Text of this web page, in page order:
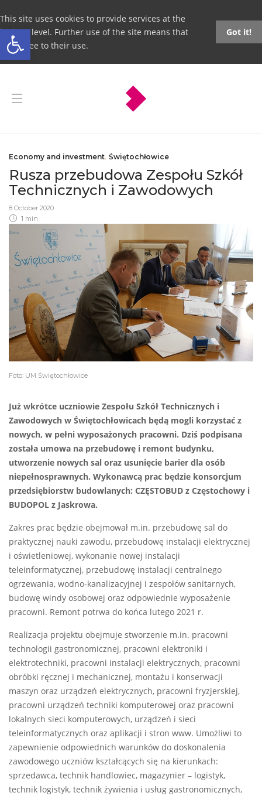
Open toolbar
This site uses cookies to provide services at the
highest level. Further use of the site means that
you agree to their use.
Got it!
Economy and investment, Świętochłowice
Rusza przebudowa Zespołu Szkół
Technicznych i Zawodowych
8 October 2020
1 min
Foto: UM Świętochłowice
Już wkrótce uczniowie Zespołu Szkół Technicznych i
Zawodowych w Świętochłowicach będą mogli korzystać z
nowych, w pełni wyposażonych pracowni. Dziś podpisana
została umowa na przebudowę i remont budynku,
utworzenie nowych sal oraz usunięcie barier dla osób
niepełnosprawnych. Wykonawcą prac będzie konsorcjum
przedsiębiorstw budowlanych: CZĘSTOBUD z Częstochowy i
BUDOPOL z Jaskrowa.
Zakres prac będzie obejmował m.in. przebudowę sal do
praktycznej nauki zawodu, przebudowę instalacji elektrycznej
i oświetleniowej, wykonanie nowej instalacji
teleinformatycznej, przebudowę instalacji centralnego
ogrzewania, wodno-kanalizacyjnej i zespołów sanitarnych,
budowę windy osobowej oraz odpowiednie wyposażenie
pracowni. Remont potrwa do końca lutego 2021 r.
Realizacja projektu obejmuje stworzenie m.in. pracowni
technologii gastronomicznej, pracowni elektroniki i
elektrotechniki, pracowni instalacji elektrycznych, pracowni
obróbki ręcznej i mechanicznej, montażu i konserwacji
maszyn oraz urządzeń elektrycznych, pracowni fryzjerskiej,
pracowni urządzeń techniki komputerowej oraz pracowni
lokalnych sieci komputerowych, urządzeń i sieci
teleinformatycznych oraz aplikacji i stron www. Umożliwi to
zapewnienie odpowiednich warunków do doskonalenia
zawodowego uczniów kształcących się na kierunkach:
sprzedawca, technik handlowiec, magazynier – logistyk,
technik logistyk, technik żywienia i usług gastronomicznych,